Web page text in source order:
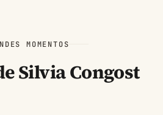
MOMENTOS
Silvia Congost